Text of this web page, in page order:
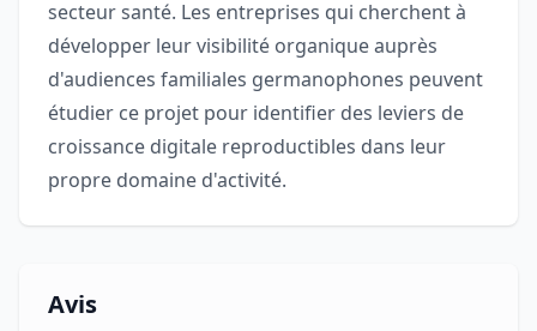
secteur santé. Les entreprises qui cherchent à
développer leur visibilité organique auprès
d'audiences familiales germanophones peuvent
étudier ce projet pour identifier des leviers de
croissance digitale reproductibles dans leur
propre domaine d'activité.
Avis